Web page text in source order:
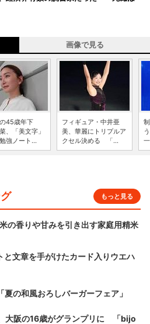
画像で見る
45歳年下
、「美文字」
強ノート...
フィギュア・中井亜
美、華麗にトリプルア
クセル決める 「...
もっと見る
香りや甘みを引き出す家庭用精米
と文章を手がけたカード入りウエハ
の和風おろしバーガーフェア」
大阪の16歳がグランプリに 「bijo